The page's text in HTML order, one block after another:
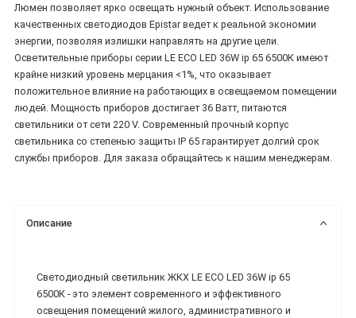
Люмен позволяет ярко освещать нужный объект. Использование
качественных светодиодов Epistar ведет к реальной экономии
энергии, позволяя излишки направлять на другие цели.
Осветительные приборы серии LE ECO LED 36W ip 65 6500К имеют
крайне низкий уровень мерцания <1%, что оказывает
положительное влияние на работающих в освещаемом помещении
людей. Мощность приборов достигает 36 Ватт, питаются
светильники от сети 220 V. Современный прочный корпус
светильника со степенью защиты IP 65 гарантирует долгий срок
службы приборов. Для заказа обращайтесь к нашим менеджерам.
Описание
Светодиодный светильник ЖКХ LE ECO LED 36W ip 65
6500К - это элемент современного и эффективного
освещения помещений жилого, административного и